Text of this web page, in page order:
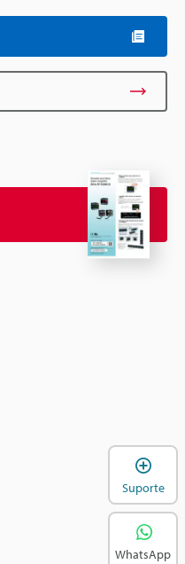
Suporte
WhatsApp